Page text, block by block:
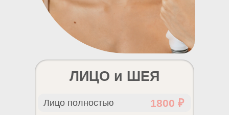
1800 ₽
Лицо полностью
ЛИЦО и ШЕЯ